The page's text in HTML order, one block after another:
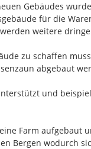
Gebäudes
für die
weitere
zu schaffen
abgebaut
und
Farm aufgebaut
Bergen wodurch